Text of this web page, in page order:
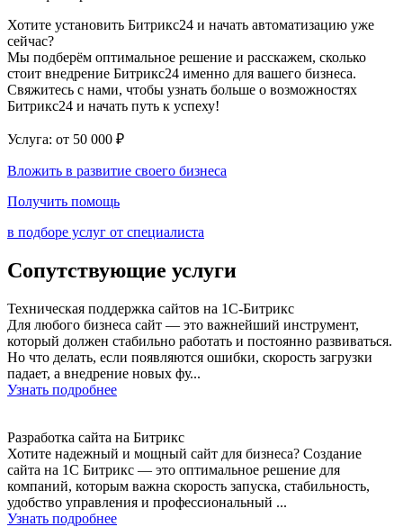
Хотите установить Битрикс24 и начать автоматизацию уже
сейчас?
Мы подберём оптимальное решение и расскажем, сколько
стоит внедрение Битрикс24 именно для вашего бизнеса.
Свяжитесь с нами, чтобы узнать больше о возможностях
Битрикс24 и начать путь к успеху!
Услуга: от 50 000 ₽
Вложить в развитие своего бизнеса
Получить помощь
в подборе услуг от специалиста
Сопутствующие услуги
Техническая поддержка сайтов на 1С-Битрикс
Для любого бизнеса сайт — это важнейший инструмент,
который должен стабильно работать и постоянно развиваться.
Но что делать, если появляются ошибки, скорость загрузки
падает, а внедрение новых фу...
Узнать подробнее
Разработка сайта на Битрикс
Хотите надежный и мощный сайт для бизнеса? Создание
сайта на 1С Битрикс — это оптимальное решение для
компаний, которым важна скорость запуска, стабильность,
удобство управления и профессиональный ...
Узнать подробнее